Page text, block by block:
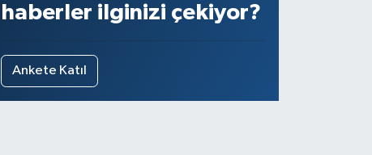
haberler ilginizi çekiyor?
Ankete Katıl